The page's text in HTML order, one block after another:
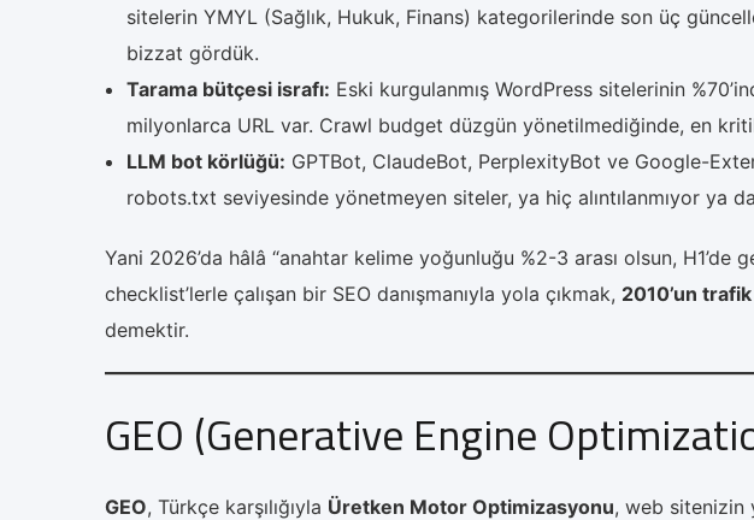
sitelerin YMYL (Sağlık, Hukuk, Finans) kategorilerinde son üç
bizzat gördük.
Tarama bütçesi israfı: Eski kurgulanmış WordPress sitelerinin
milyonlarca URL var. Crawl budget düzgün yönetilmediğinde, en
LLM bot körlüğü: GPTBot, ClaudeBot, PerplexityBot ve Google-
robots.txt seviyesinde yönetmeyen siteler, ya hiç alıntılanmıyor ya
Yani 2026’da hâlâ “anahtar kelime yoğunluğu %2-3 arası olsun, H1’de
checklist’lerle çalışan bir SEO danışmanıyla yola çıkmak, 2010’un
demektir.
GEO (Generative Engine
GEO, Türkçe karşılığıyla Üretken Motor Optimizasyonu, web sitenizin